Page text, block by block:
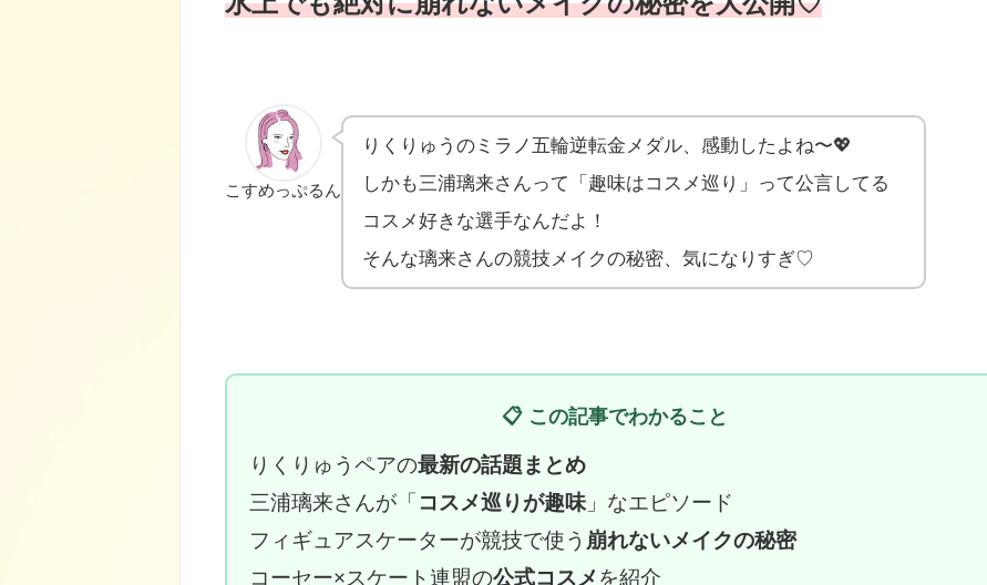
こすめっぷるん
りくりゅうのミラノ五輪逆転金メダル、感動したよね〜💖
しかも三浦璃来さんって「趣味はコスメ巡り」って公言してる
コスメ好きな選手なんだよ！
そんな璃来さんの競技メイクの秘密、気になりすぎ♡
📋 この記事でわかること
りくりゅうペアの最新の話題まとめ
三浦璃来さんが「 コスメ巡りが趣味 」なエピソード
フィギュアスケーターが競技で使う 崩れないメイクの秘密
コーセー×スケート連盟の公式コスメを紹介